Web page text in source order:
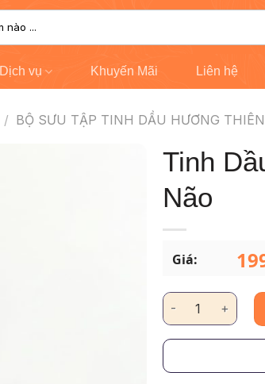
Dịch vụ Khuyến Mãi Liên hệ
/ BỘ SƯU TẬP TINH DẦU HƯƠNG
Tinh
Não
Giá:
Tinh Dầu Thiên